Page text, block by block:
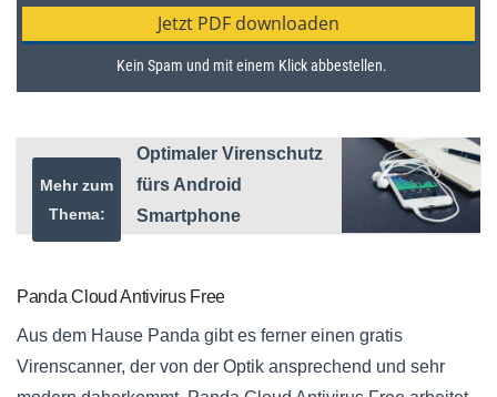
Mehr zum
Thema:
Optimaler Virenschutz
fürs Android
Smartphone
Panda Cloud Antivirus Free
Aus dem Hause Panda gibt es ferner einen gratis
Virenscanner, der von der Optik ansprechend und sehr